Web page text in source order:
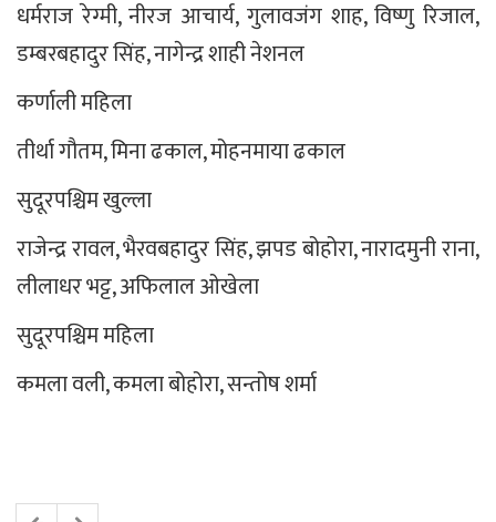
धर्मराज रेग्मी, नीरज आचार्य, गुलावजंग शाह, विष्णु रिजाल,
डम्बरबहादुर सिंह, नागेन्द्र शाही नेशनल
कर्णाली महिला
तीर्था गौतम, मिना ढकाल, मोहनमाया ढकाल
सुदूरपश्चिम खुल्ला
राजेन्द्र रावल, भैरवबहादुर सिंह, झपड बोहोरा, नारादमुनी राना,
लीलाधर भट्ट, अफिलाल ओखेला
सुदूरपश्चिम महिला
कमला वली, कमला बोहोरा, सन्तोष शर्मा